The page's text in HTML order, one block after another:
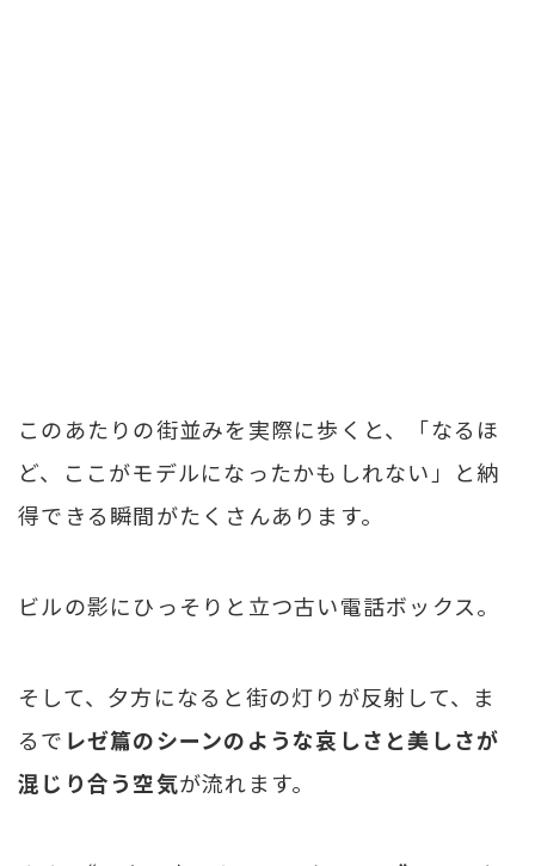
このあたりの街並みを実際に歩くと、「なるほ
ど、ここがモデルになったかもしれない」と納
得できる瞬間がたくさんあります。
ビルの影にひっそりと立つ古い電話ボックス。
そして、夕方になると街の灯りが反射して、ま
るで レゼ篇のシーンのような哀しさと美しさが
混じり合う空気が流れます。